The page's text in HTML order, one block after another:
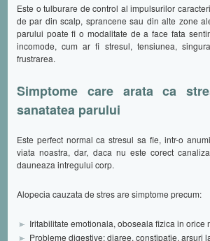
Este o tulburare de control al impulsurilor
de par din scalp, sprancene sau din alte zone
parului poate fi o modalitate de a face fata
incomode, cum ar fi stresul, tensiunea,
frustrarea.
Simptome care arata ca
sanatatea parului
Este perfect normal ca stresul sa fie, intr-o
viata noastra, dar, daca nu este corect
dauneaza intregului corp.
Alopecia cauzata de stres are simptome precum:
Iritabilitate emotionala, oboseala fizica in orice
Probleme digestive: diaree, constipatie, arsuri